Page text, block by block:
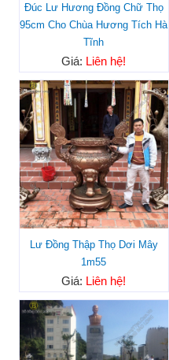
Đúc Lư Hương Đồng Chữ Thọ
95cm Cho Chùa Hương Tích Hà
Tĩnh
Giá: Liên hệ!
Lư Đồng Thập Thọ Dơi Mây
1m55
Giá: Liên hệ!